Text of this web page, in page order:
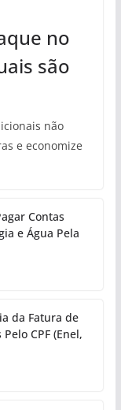
no
são
não
e economize
Contas
e Água Pela
da Fatura de
CPF (Enel,